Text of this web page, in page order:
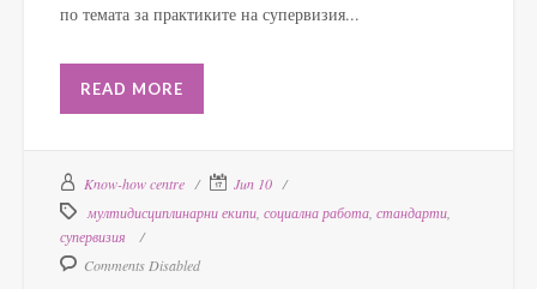
по темата за практиките на супервизия...
READ MORE
Know-how centre
Jun 10
мултидисциплинарни екипи социална работа стандарти
супервизия
Comments Disabled